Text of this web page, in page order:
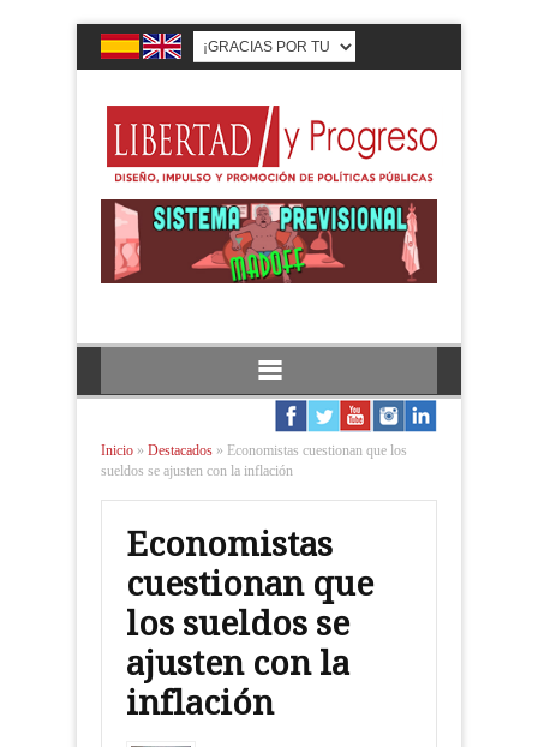
Inicio » Destacados » Economistas cuestionan que los
sueldos se ajusten con la inflación
Economistas
cuestionan que
los sueldos se
ajusten con la
inflación